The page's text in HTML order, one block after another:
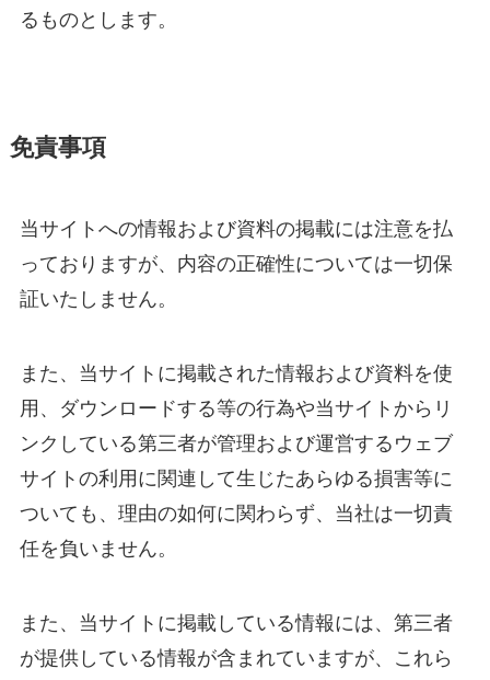
るものとします。
免責事項
当サイトへの情報および資料の掲載には注意を払
っておりますが、内容の正確性については一切保
証いたしません。
また、当サイトに掲載された情報および資料を使
用、ダウンロードする等の行為や当サイトからリ
ンクしている第三者が管理および運営するウェブ
サイトの利用に関連して生じたあらゆる損害等に
ついても、理由の如何に関わらず、当社は一切責
任を負いません。
また、当サイトに掲載している情報には、第三者
が提供している情報が含まれていますが、これら